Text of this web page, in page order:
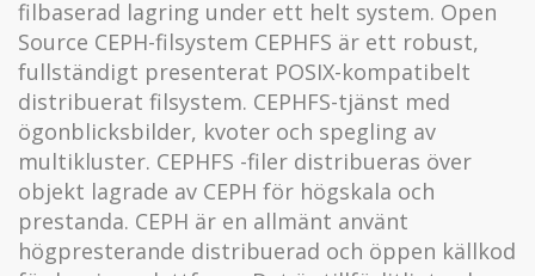
filbaserad lagring under ett helt system. Open
Source CEPH-filsystem CEPHFS är ett robust,
fullständigt presenterat POSIX-kompatibelt
distribuerat filsystem. CEPHFS-tjänst med
ögonblicksbilder, kvoter och spegling av
multikluster. CEPHFS -filer distribueras över
objekt lagrade av CEPH för högskala och
prestanda. CEPH är en allmänt använt
högpresterande distribuerad och öppen källkod